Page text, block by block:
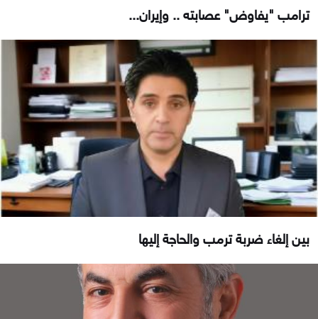
ترامب "يفاوض" عصابته .. وإيران...
بين إلغاء ضربة ترمب والحاجة إليها